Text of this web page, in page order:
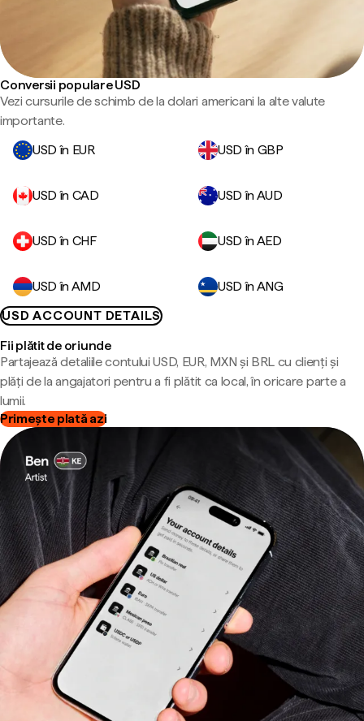
Conversii populare USD
Vezi cursurile de schimb de la dolari americani la alte valute
importante.
USD în EUR
USD în GBP
USD în CAD USD în AUD
USD în CHF USD în AED
USD în AMD
USD în ANG
USD ACCOUNT DETAILS
Fii plătit de oriunde
Partajează detaliile contului USD, EUR, MXN și BRL cu clienți și
plăți de la angajatori pentru a fi plătit ca local, în oricare parte a
lumii.
Primește plată azi